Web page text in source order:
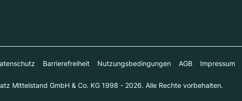
Barrierefreiheit Nutzungsbedingungen AGB Impressum
Mittelstand GmbH & Co. KG 1998 - 2026. Alle Rechte vorbehalten.